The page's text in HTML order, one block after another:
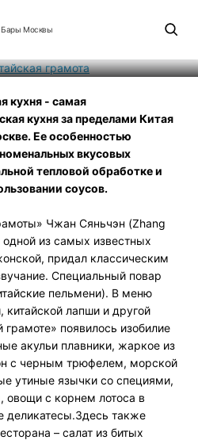
Бары Москвы
грамота
кухня - самая
кухня за пределами Китая
Ее особенностью
вкусовых
тепловой обработке и
соусов.
Чжан Сяньчэн (Zhang
из самых известных
придал классическим
Специальный повар
пельмени). В меню
китайской лапши и другой
грамоте» появилось изобилие
акульи плавники, жаркое из
с черным трюфелем, морской
утиные язычки со специями,
с корнем лотоса в
деликатесы.Здесь также
– салат из битых